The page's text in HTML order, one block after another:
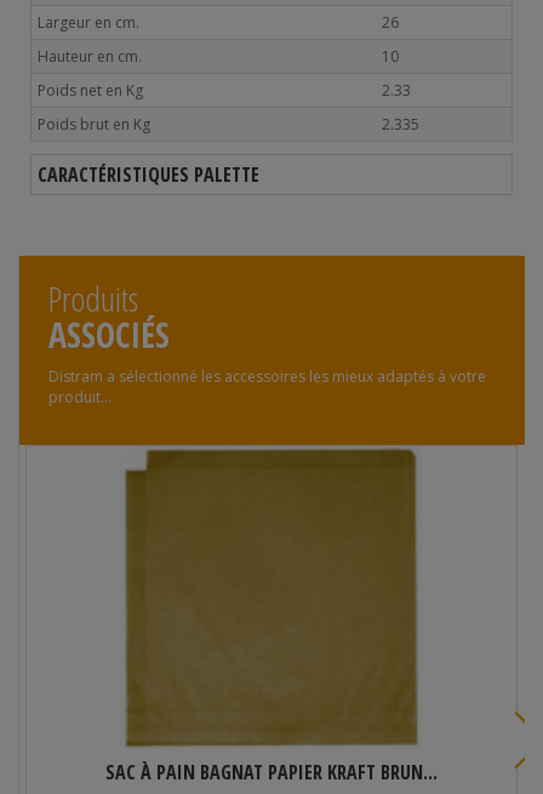
Largeur en cm.
26
Hauteur en cm.
10
Poids net en Kg
2.33
Poids brut en Kg
2.335
CARACTÉRISTIQUES PALETTE
Produits
ASSOCIÉS
Distram a sélectionné les accessoires les mieux adaptés à votre
produit...
SAC À PAIN BAGNAT PAPIER KRAFT BRUN...